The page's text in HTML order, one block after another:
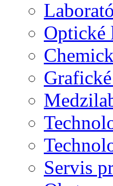
Optické
Servis